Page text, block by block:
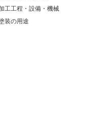
工工程・設備・機械
装の用途